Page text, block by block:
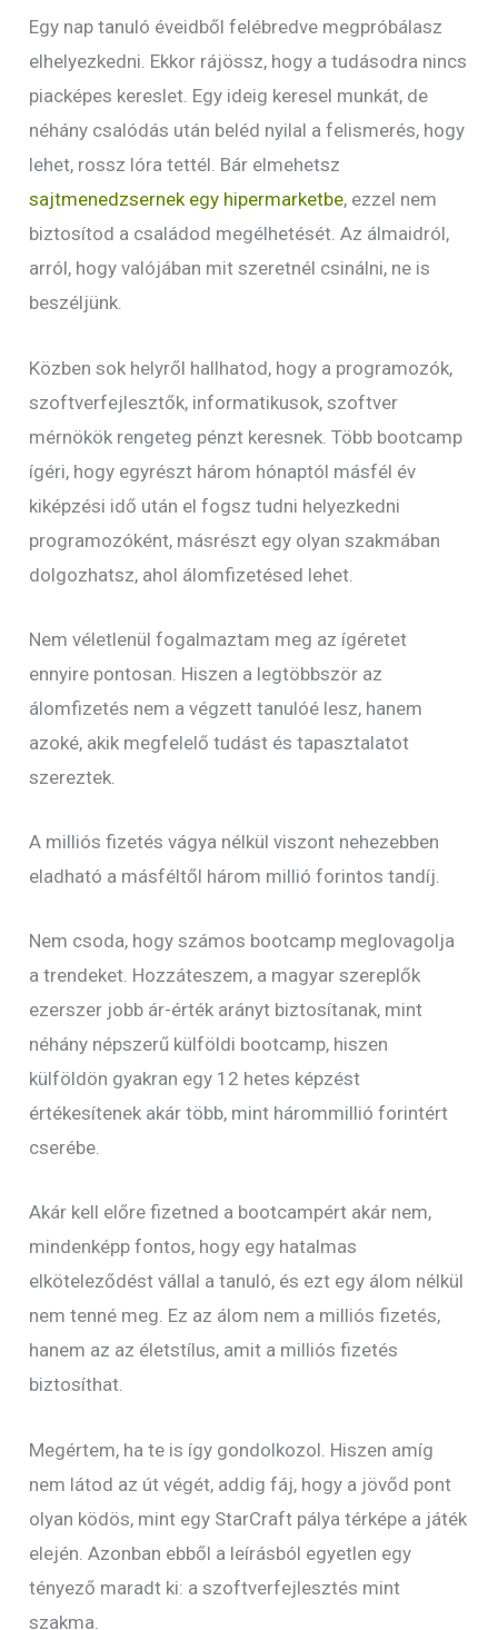
Egy nap tanuló éveidből felébredve megpróbálasz
elhelyezkedni. Ekkor rájössz, hogy a tudásodra nincs
piacképes kereslet. Egy ideig keresel munkát, de
néhány csalódás után beléd nyilal a felismerés, hogy
lehet, rossz lóra tettél. Bár elmehetsz
sajtmenedzsernek egy hipermarketbe, ezzel nem
biztosítod a családod megélhetését. Az álmaidról,
arról, hogy valójában mit szeretnél csinálni, ne is
beszéljünk.
Közben sok helyről hallhatod, hogy a programozók,
szoftverfejlesztők, informatikusok, szoftver
mérnökök rengeteg pénzt keresnek. Több bootcamp
ígéri, hogy egyrészt három hónaptól másfél év
kiképzési idő után el fogsz tudni helyezkedni
programozóként, másrészt egy olyan szakmában
dolgozhatsz, ahol álomfizetésed lehet.
Nem véletlenül fogalmaztam meg az ígéretet
ennyire pontosan. Hiszen a legtöbbször az
álomfizetés nem a végzett tanulóé lesz, hanem
azoké, akik megfelelő tudást és tapasztalatot
szereztek.
A milliós fizetés vágya nélkül viszont nehezebben
eladható a másféltől három millió forintos tandíj.
Nem csoda, hogy számos bootcamp meglovagolja
a trendeket. Hozzáteszem, a magyar szereplők
ezerszer jobb ár-érték arányt biztosítanak, mint
néhány népszerű külföldi bootcamp, hiszen
külföldön gyakran egy 12 hetes képzést
értékesítenek akár több, mint hárommillió forintért
cserébe.
Akár kell előre fizetned a bootcampért akár nem,
mindenképp fontos, hogy egy hatalmas
elköteleződést vállal a tanuló, és ezt egy álom nélkül
nem tenné meg. Ez az álom nem a milliós fizetés,
hanem az az életstílus, amit a milliós fizetés
biztosíthat.
Megértem, ha te is így gondolkozol. Hiszen amíg
nem látod az út végét, addig fáj, hogy a jövőd pont
olyan ködös, mint egy StarCraft pálya térképe a játék
elején. Azonban ebből a leírásból egyetlen egy
tényező maradt ki: a szoftverfejlesztés mint
szakma.